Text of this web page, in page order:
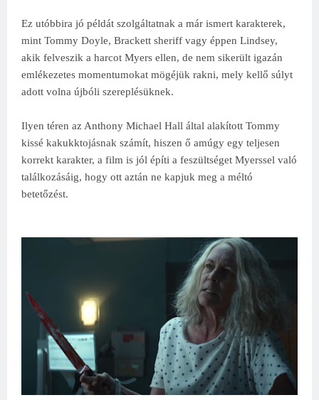
Ez utóbbira jó példát szolgáltatnak a már ismert karakterek,
mint Tommy Doyle, Brackett sheriff vagy éppen Lindsey,
akik felveszik a harcot Myers ellen, de nem sikerült igazán
emlékezetes momentumokat mögéjük rakni, mely kellő súlyt
adott volna újbóli szereplésüknek.
Ilyen téren az Anthony Michael Hall által alakított Tommy
kissé kakukktojásnak számít, hiszen ő amúgy egy teljesen
korrekt karakter, a film is jól építi a feszültséget Myerssel való
találkozásáig, hogy ott aztán ne kapjuk meg a méltó
betetőzést.